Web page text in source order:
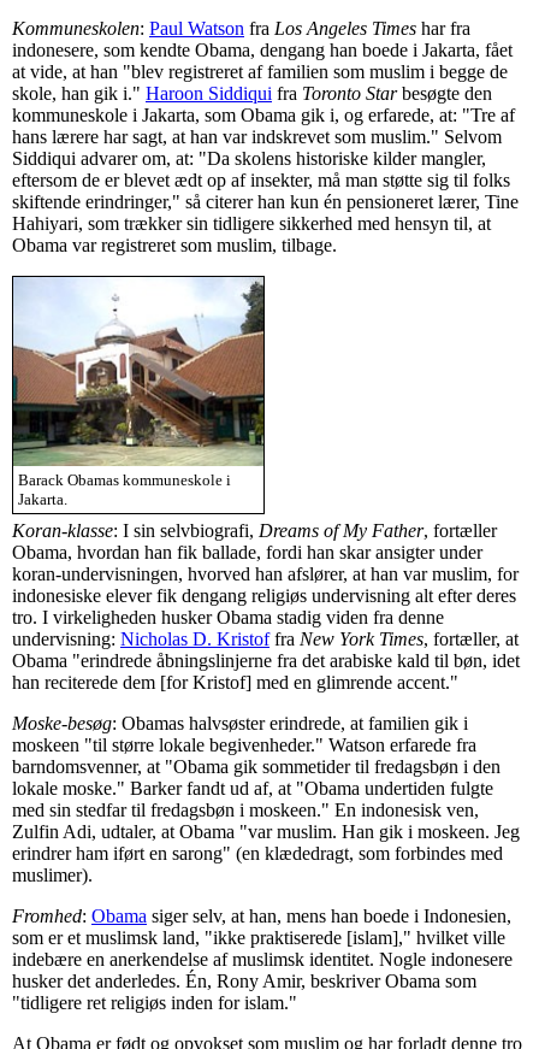
Kommuneskolen: Paul Watson fra Los Angeles Times har fra
indonesere, som kendte Obama, dengang han boede i Jakarta, fået
at vide, at han "blev registreret af familien som muslim i begge de
skole, han gik i." Haroon Siddiqui fra Toronto Starbesøgte den
kommuneskole i Jakarta, som Obama gik i, og erfarede, at: "Tre af
hans lærere har sagt, at han var indskrevet som muslim." Selvom
Siddiqui advarer om, at: "Da skolens historiske kilder mangler,
eftersom de er blevet ædt op af insekter, må man støtte sig til folks
skiftende erindringer," så citerer han kun én pensioneret lærer, Tine
Hahiyari, som trækker sin tidligere sikkerhed med hensyn til, at
Obama var registreret som muslim, tilbage.
Barack Obamas kommuneskole i
Jakarta.
Koran-klasse: I sin selvbiografi, Dreams of My Father, fortæller
Obama, hvordan han fik ballade, fordi han skar ansigter under
koran-undervisningen, hvorved han afslører, at han var muslim, for
indonesiske elever fik dengang religiøs undervisning alt efter deres
tro. I virkeligheden husker Obama stadig viden fra denne
undervisning: Nicholas D. Kristoffra New York Times, fortæller, at
Obama "erindrede åbningslinjerne fra det arabiske kald til bøn, idet
han reciterede dem [for Kristof] med en glimrende accent."
Moske-besøg: Obamas halvsøster erindrede, at familien gik i
moskeen "til større lokale begivenheder." Watson erfarede fra
barndomsvenner, at "Obama gik sommetider til fredagsbøn i den
lokale moske." Barker fandt ud af, at "Obama undertiden fulgte
med sin stedfar til fredagsbøn i moskeen." En indonesisk ven,
Zulfin Adi, udtaler, at Obama "var muslim. Han gik i moskeen. Jeg
erindrer ham iført en sarong" (en klædedragt, som forbindes med
muslimer).
Fromhed: Obama siger selv, at han, mens han boede i Indonesien,
som er et muslimsk land, "ikke praktiserede [islam]," hvilket ville
indebære en anerkendelse af muslimsk identitet. Nogle indonesere
husker det anderledes. Én, Rony Amir, beskriver Obama som
"tidligere ret religiøs inden for islam."
At Obama er født og opvokset som muslim og har forladt denne tro